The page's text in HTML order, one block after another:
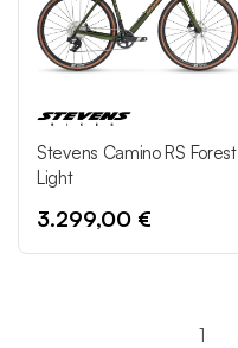
Stevens Camino RS Forest
Light
3.299,00 €
1